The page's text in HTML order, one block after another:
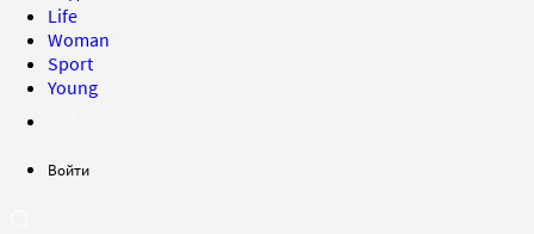
Life
Woman
Sport
Young
Войти